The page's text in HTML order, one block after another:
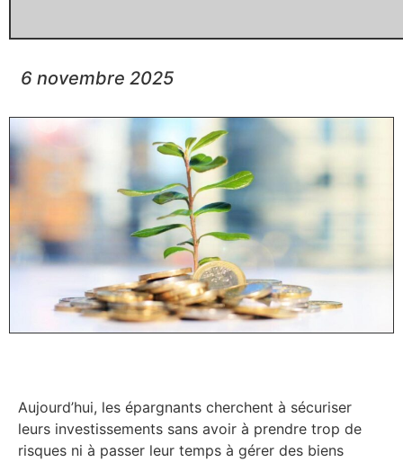
6 novembre 2025
Aujourd’hui, les épargnants cherchent à sécuriser
leurs investissements sans avoir à prendre trop de
risques ni à passer leur temps à gérer des biens